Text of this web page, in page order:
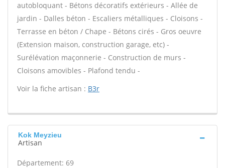
autobloquant - Bétons décoratifs extérieurs - Allée de
jardin - Dalles béton - Escaliers métalliques - Cloisons -
Terrasse en béton / Chape - Bétons cirés - Gros oeuvre
(Extension maison, construction garage, etc) -
Surélévation maçonnerie - Construction de murs -
Cloisons amovibles - Plafond tendu -
Voir la fiche artisan : B3r
Kok Meyzieu
Artisan
Département: 69